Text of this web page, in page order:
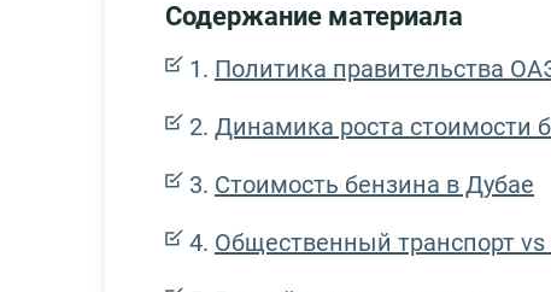
Содержание материала
Политика правительства
Динамика роста стоимости
Стоимость бензина в Дубае
Общественный транспорт vs